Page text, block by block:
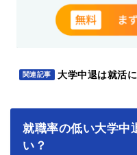
関連記事 大学中退は就活
就職率の低い大学中
い？